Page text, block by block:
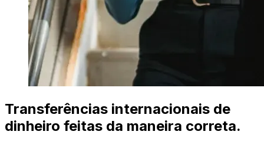
Transferências internacionais de
dinheiro feitas da maneira correta.